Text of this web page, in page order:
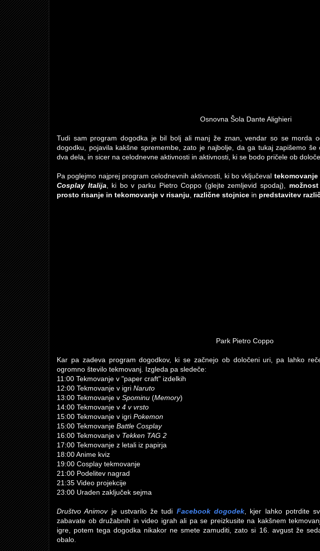
Osnovna Šola Dante Alighieri
Tudi sam program dogodka je bil bolj ali manj že znan, vendar so se morda
dogodku, pojavila kakšne spremembe, zato je najbolje, da ga tukaj zapišemo
dva dela, in sicer na celodnevne aktivnosti in aktivnosti, ki se bodo pričele ob
Pa poglejmo najprej program celodnevnih aktivnosti, ki bo vključeval
Cosplay Italija , ki bo v parku Pietro Coppo (glejte zemljevid spodaj),
prosto risanje in tekomovanje v risanju
različne stojnice in predstavitev
Park Pietro Coppo
Kar pa zadeva program dogodkov, ki se začnejo ob določeni uri, pa lahko
ogromno število tekmovanj. Izgleda pa sledeče:
11:00 Tekmovanje v "paper craft" izdelkih
12:00 Tekmovanje v igri Naruto
13:00 Tekmovanje v Spominu (Memory)
14:00 Tekmovanje v 4 v vrsto
15:00 Tekmovanje v igri Pokemon
15:00 Tekmovanje Battle Cosplay
16:00 Tekmovanje v Tekken TAG 2
17:00 Tekmovanje z letali iz papirja
18:00 Anime kviz
19:00 Cosplay tekmovanje
21:00 Podelitev nagrad
21:35 Video projekcije
23:00 Uraden zaključek sejma
Društvo Animovje ustvarilo že tudi Facebook dogodek , kjer lahko potrdite
zabavate ob družabnih in video igrah ali pa se preizkusite na kakšnem
igre, potem tega dogodka nikakor ne smete zamuditi, zato si 16. avgust že
obalo.